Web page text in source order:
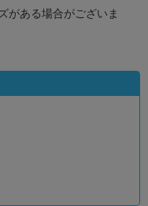
がある場合がございま